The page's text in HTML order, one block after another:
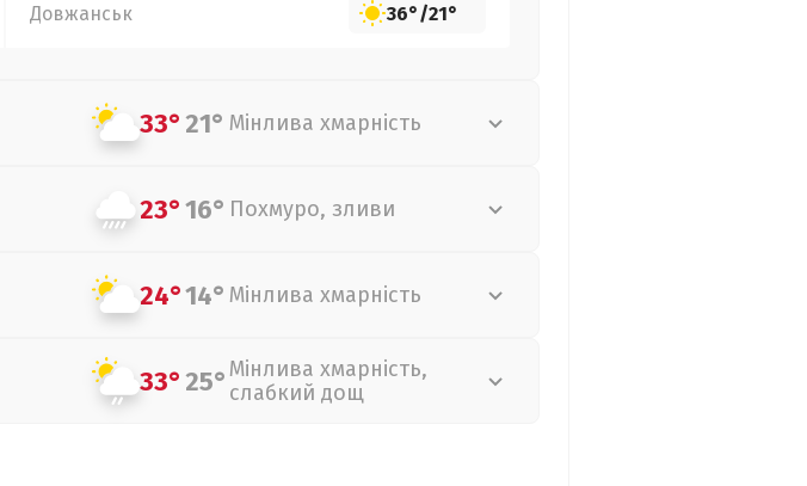
Довжанськ 36°/21°
33°21° Мінлива хмарність
23°16° Похмуро, зливи
24°14° Мінлива хмарність
33°25°Мінлива хмарність,
слабкий дощ